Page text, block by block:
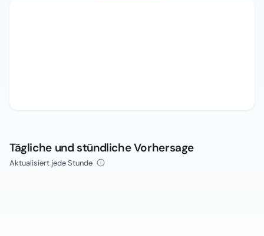
Tägliche und stündliche Vorhersage
Aktualisiert jede Stunde